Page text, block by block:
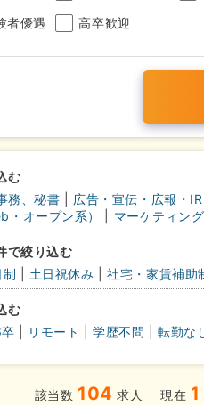
者優遇 高卒歓迎
2日制
OK 書類選考なし
む
務、秘書
広告・宣伝・広報・IR
・オープン系） マーケティン
で絞り込む
土日祝休み 社宅・家賃補助
む
リモート 学歴不問 転勤な
該当数 104 求人 現在 1